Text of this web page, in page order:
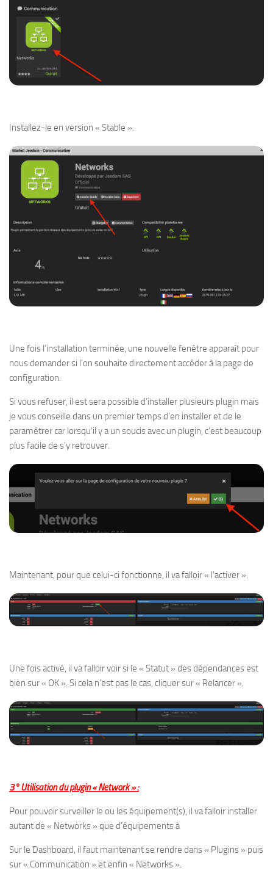
Installez-le en version « Stable ».
Une fois l’installation terminée, une nouvelle fenêtre apparaît pour
nous demander si l’on souhaite directement accéder à la page de
configuration.
Si vous refuser, il est sera possible d’installer plusieurs plugin mais
je vous conseille dans un premier temps d’en installer et de le
paramétrer car lorsqu’il y a un soucis avec un plugin, c’est beaucoup
plus facile de s’y retrouver.
Maintenant, pour que celui-ci fonctionne, il va falloir « l’activer ».
Une fois activé, il va falloir voir si le « Statut » des dépendances est
bien sur « OK ». Si cela n’est pas le cas, cliquer sur « Relancer ».
3° Utilisation du plugin « Network » :
Pour pouvoir surveiller le ou les équipement(s), il va falloir installer
autant de « Networks » que d’équipements à
Sur le Dashboard, il faut maintenant se rendre dans « Plugins » puis
sur « Communication » et enfin « Networks ».